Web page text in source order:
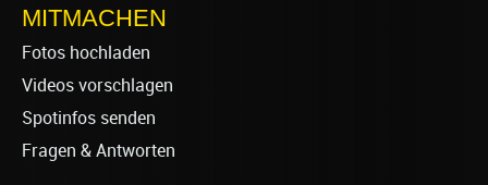
MITMACHEN
Fotos hochladen
Videos vorschlagen
Spotinfos senden
Fragen & Antworten